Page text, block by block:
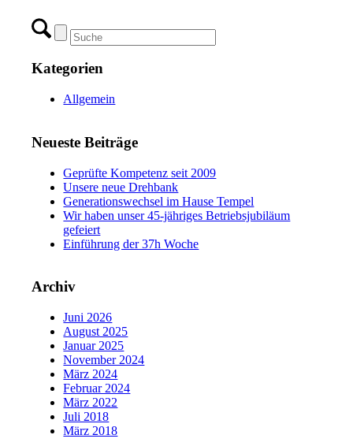
Kategorien
Allgemein
Neueste Beiträge
Geprüfte Kompetenz seit 2009
Unsere neue Drehbank
Generationswechsel im Hause Tempel
Wir haben unser 45-jähriges Betriebsjubiläum
gefeiert
Einführung der 37h Woche
Archiv
Juni 2026
August 2025
Januar 2025
November 2024
März 2024
Februar 2024
März 2022
Juli 2018
März 2018